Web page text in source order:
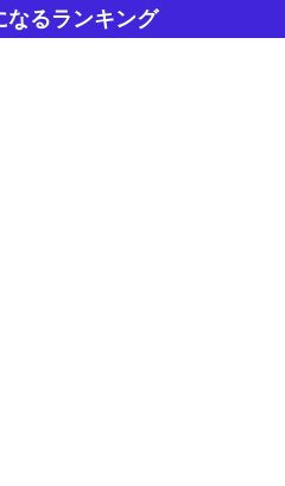
なるランキング